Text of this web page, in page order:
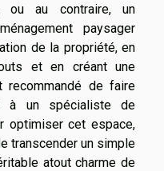
ou au contraire, un
paysager
de la propriété, en
et en créant une
recommandé de faire
à un spécialiste de
optimiser cet espace,
transcender un simple
atout charme de